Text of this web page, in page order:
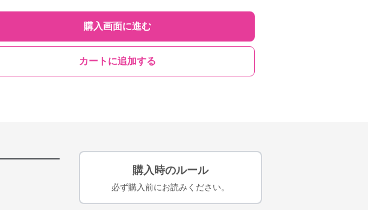
購入画面に進む
カートに追加する
購入時のルール
必ず購入前にお読みください。